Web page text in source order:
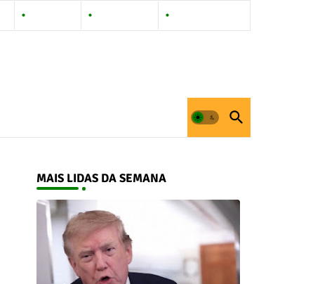
Contact Us Privacy Policy Documentation
MAIS LIDAS DA SEMANA